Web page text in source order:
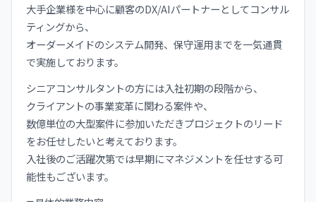
大手企業様を中心に顧客のDX/AIパートナーとしてコンサル
ティングから、
オーダーメイドのシステム開発、保守運用までを一気通貫
で実施しております。
シニアコンサルタントの方には入社初期の段階から、
クライアントの事業変革に関わる案件や、
数億単位の大型案件に参加いただきプロジェクトのリード
をお任せしたいと考えております。
入社後のご活躍次第では早期にマネジメントを任せする可
能性もございます。